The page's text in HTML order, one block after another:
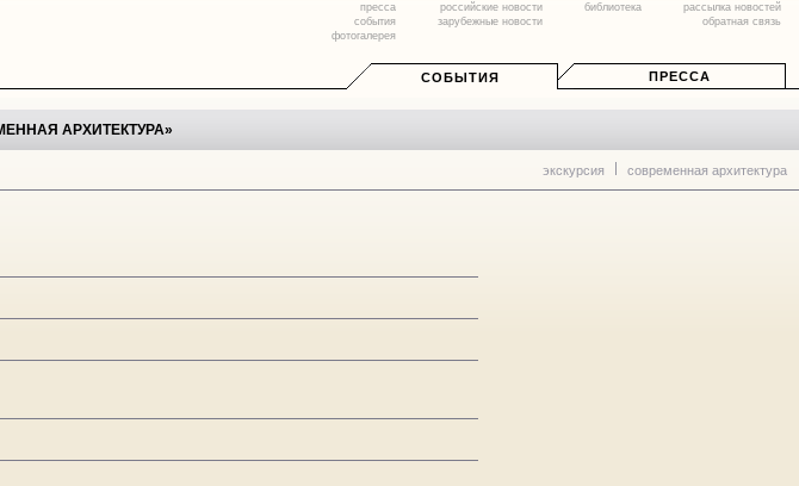
пресса
события
фотогалерея
российские новости
зарубежные новости
библиотека
рассылка новостей
обратная связь
СОБЫТИЯ ПРЕССА
АРХИТЕКТУРА»
экскурсия современная архитектура